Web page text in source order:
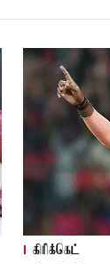
கிரிக்கெட்